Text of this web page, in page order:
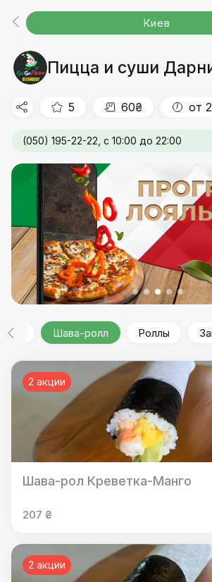
Киев
Пицца и суши
5 60₴ от
(050) 195-22-22, с 10:00 до 22:00
Шава-ролл Роллы
Акции
Пицца 30см
Пицца 45см
КОМБО
Сеты
Шава-ролл
Роллы
Запеченные роллы
Мини роллы
Кальцоне
Снеки
Напитки
2 акции
Шава-рол Креветка-Манго
207 ₴
2 акции